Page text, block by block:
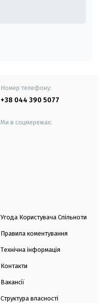
Номер телефону:
+38 044 390 5077
Ми в соцмережах:
Угода Користувача Спільноти
Правила коментування
Технічна інформація
Контакти
Вакансії
Структура власності